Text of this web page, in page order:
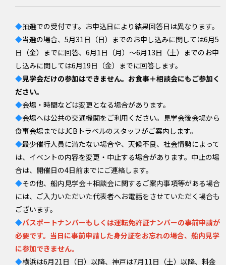
◆抽選での受付です。お申込日により結果回答日は異なります。
◆当選の場合、 5月31日（日）までのお申し込みに関しては6月5
日（金）までに回答、6月1日（月）～6月13日（土）までのお申
し込みに関しては6月19日（金）までに回答します。
◆見学会だけの参加はできません。お食事＋相談会にもご参加く
ださい。
◆会場・時間などは変更となる場合があります。
◆会場へは公共の交通機関をご利用ください。見学会後会場から
食事会場まではJCBトラベルのスタッフがご案内します。
◆最少催行人員に満たない場合や、天候不良、社会情勢によって
は、イベントの内容を変更・中止する場合があります。中止の場
合は、開催日の4日前までにご連絡します。
◆その他、船内見学会＋相談会に関するご案内事項等がある場合
には、ご入力いただいた代表者へお電話をさせていただく場合も
ございます。
◆パスポートナンバーもしくは運転免許証ナンバーの事前申請が
必要です。当日に事前申請した身分証をお忘れの場合、船内見学
に参加できません。
◆横浜は6月21日（日）以降、神戸は7月11日（土）以降、料金